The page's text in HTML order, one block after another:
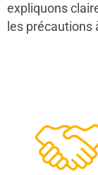
expliquons
les précautions